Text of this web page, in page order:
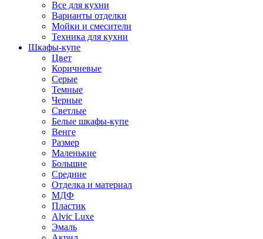
Все для кухни
Варианты отделки
Мойки и смесители
Техника для кухни
Шкафы-купе
Цвет
Коричневые
Серые
Темные
Черные
Светлые
Белые шкафы-купе
Венге
Размер
Маленькие
Большие
Средние
Отделка и материал
МДФ
Пластик
Alvic Luxe
Эмаль